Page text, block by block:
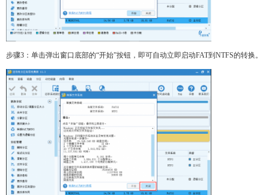
步骤3：单击弹出窗口底部的“开始”按钮，即可自动立即启动FAT到NTFS的转换。